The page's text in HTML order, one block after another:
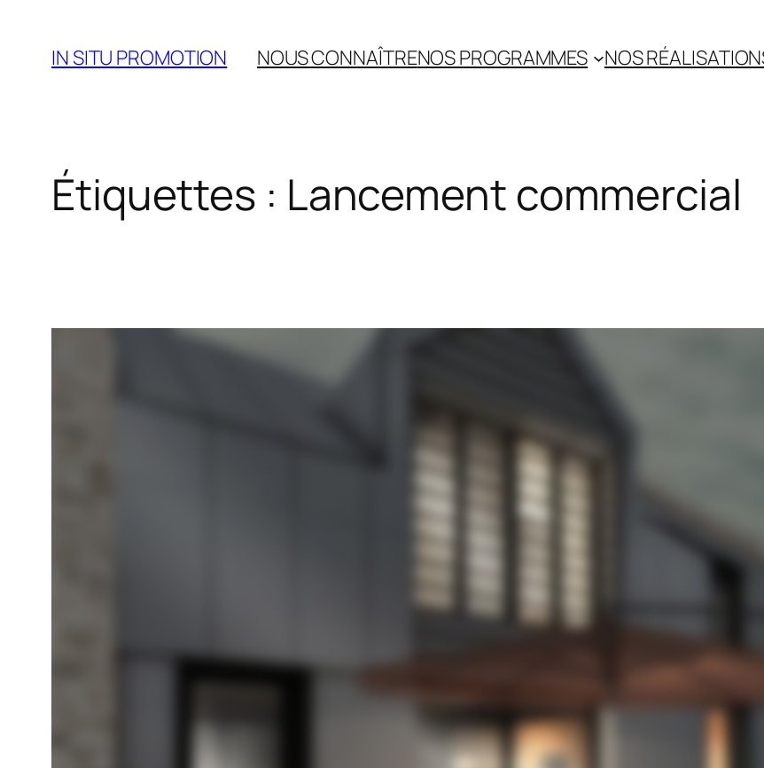
contenu
IN SITU PROMOTION NOUS CONNAÎTRENOS PROGRAMMES NOS
Étiquettes : Lancement commercial